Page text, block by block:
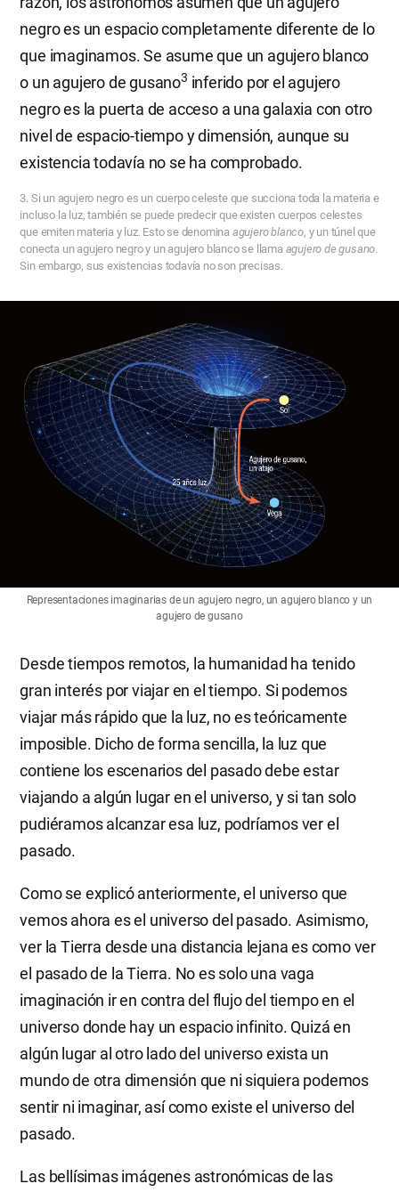
negro es un espacio completamente diferente de lo
que imaginamos. Se asume que un agujero blanco
o un agujero de gusano3 inferido por el agujero
negro es la puerta de acceso a una galaxia con otro
nivel de espacio-tiempo y dimensión, aunque su
existencia todavía no se ha comprobado.
3. Si un agujero negro es un cuerpo celeste que succiona toda la materia e
incluso la luz, también se puede predecir que existen cuerpos celestes
que emiten materia y luz. Esto se denomina agujero blanco, y un túnel que
conecta un agujero negro y un agujero blanco se llama agujero de gusano.
Sin embargo, sus existencias todavía no son precisas.
Representaciones imaginarias de un agujero negro, un agujero blanco y un
agujero de gusano
Desde tiempos remotos, la humanidad ha tenido
gran interés por viajar en el tiempo. Si podemos
viajar más rápido que la luz, no es teóricamente
imposible. Dicho de forma sencilla, la luz que
contiene los escenarios del pasado debe estar
viajando a algún lugar en el universo, y si tan solo
pudiéramos alcanzar esa luz, podríamos ver el
pasado.
Como se explicó anteriormente, el universo que
vemos ahora es el universo del pasado. Asimismo,
ver la Tierra desde una distancia lejana es como ver
el pasado de la Tierra. No es solo una vaga
imaginación ir en contra del flujo del tiempo en el
universo donde hay un espacio infinito. Quizá en
algún lugar al otro lado del universo exista un
mundo de otra dimensión que ni siquiera podemos
sentir ni imaginar, así como existe el universo del
pasado.
Las bellísimas imágenes astronómicas de las